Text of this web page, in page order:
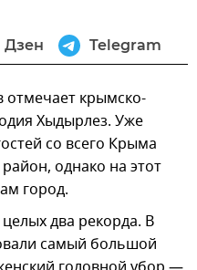
Дзен Telegram
отмечает крымско-
Хыдырлез. Уже
со всего Крыма
однако на этот
город.
два рекорда. В
самый большой